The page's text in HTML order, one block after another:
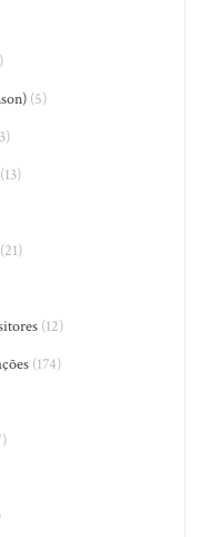
(5)
(13)
(21)
(12)
(174)